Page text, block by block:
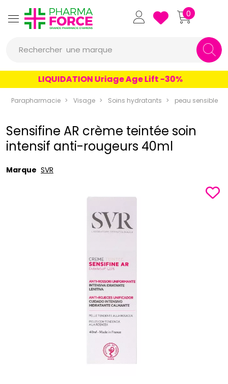
Pharmaforce Grande Pharmacie
0
Rechercher
un produit
une marque
LIQUIDATION Uriage Age Lift -30%
Parapharmacie Visage Soins hydratants peau sensible
Sensifine AR crème teintée soin
intensif anti-rougeurs 40ml
Marque SVR